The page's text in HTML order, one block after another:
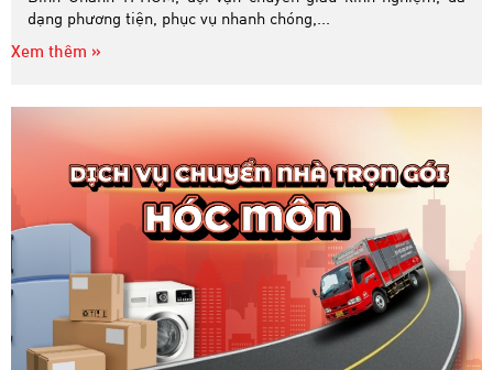
dạng phương tiện, phục vụ nhanh chóng,...
Xem thêm »